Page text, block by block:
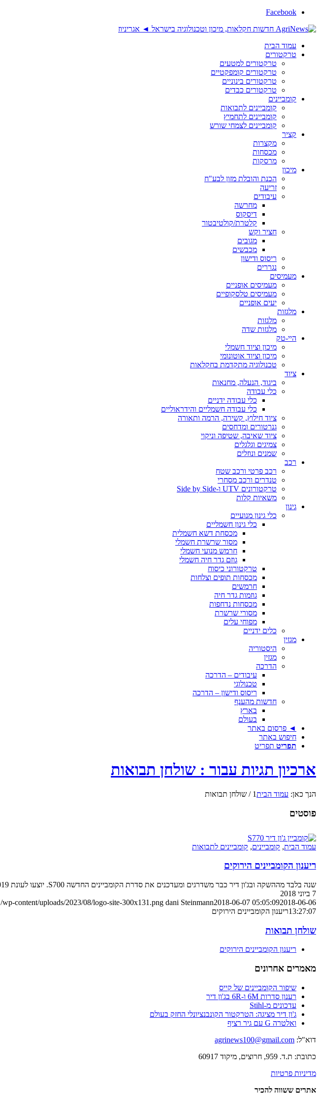
Facebook
עמוד הבית
טרקטורים
טרקטורים למטעים
טרקטורים קומפקטיים
טרקטורים בינוניים
טרקטורים כבדים
קומביינים
קומביינים לתבואות
קומביינים לתחמיץ
קומביינים לצמחי שורש
קציר
מקצרות
מכסחות
מרסקות
מיכון
הכנת והובלת מזון לבע"ח
זריעה
עיבודים
מחרשה
דיסקוס
קלטרת/קולטיבטור
חציר וקש
מגובים
מכבשים
ריסוס ודישון
נגררים
מעמיסים
מעמיסים אופניים
מעמיסים טלסקופיים
יעים אופניים
מלגזות
מלגזות
מלגזות שדה
היי-טק
מיכון וציוד חשמלי
מיכון וציוד אוטונומי
טכנולוגיה מתקדמת בחקלאות
ציוד
ביגוד, הנעלה, מחנאות
כלי עבודה
כלי עבודה ידניים
כלי עבודה חשמליים והידראוליים
ציוד חילוץ, קשירה, הרמה ותאורה
גנרטורים ומדחסים
ציוד שאיבה, שטיפה וניקוי
צמיגים וגלגלים
שמנים ונוזלים
רכב
רכב פרטי ורכב שטח
טנדרים ורכב מסחרי
טרקטורונים UTV ו-Side by Side
משאיות קלות
גינון
כלי גינון מנועיים
כלי גינון חשמליים
מכסחת דשא חשמלית
מסור שרשרת חשמלי
חרמש מנועי חשמלי
גוזם גדר חיה חשמלי
טרקטורוני כיסוח
מכסחות תופים וצלחות
חרמשים
גוזמות גדר חיה
מכסחות נדחפות
מסורי שרשרת
מפוחי עלים
כלים ידניים
מגזין
היסטוריה
מגזין
הדרכה
עיבודים – הדרכה
טכנולוגי
ריסוס ודישון – הדרכה
חדשות מהענף
בארץ
בעולם
◄ פרסום באתר
חיפוש באתר
תפריט תפריט
ארכיון תגיות עבור : שולחן תבואות
הנך כאן: עמוד הבית1
/ שולחן תבואות
פוסטים
עמוד הבית, קומביינים, קומביינים לתבואות
ריענון הקומביינים הירוקים
שנה בלבד מההשקה ובג'ון דיר כבר משדרגים ומעדכנים את סדרת הקומביינים החדשה S700. יוצעו לעונת 2019 במהדורה המעודכנת
7 ביוני 2018
/wp-content/uploads/2023/08/logo-site-300x131.png dani Steinmann2018-06-07 05:05:092018-06-06
13:27:07ריענון הקומביינים הירוקים
שולחן תבואות
ריענון הקומביינים הירוקים
מאמרים אחרונים
שיפור הקומביינים של קייס
רענון סדרות 6M ו-6R בג'ון דיר
עדכונים מ-Stihl
ג'ון דיר מציגה: הטרקטור הקונבנציונלי החזק בעולם
ואלטרה G עם גיר רציף
דוא"ל: agrinews100@gmail.com
כתובת: ת.ד. 959, חרוצים, מיקוד 60917
מדיניות פרטיות
אתרים ששווה להכיר